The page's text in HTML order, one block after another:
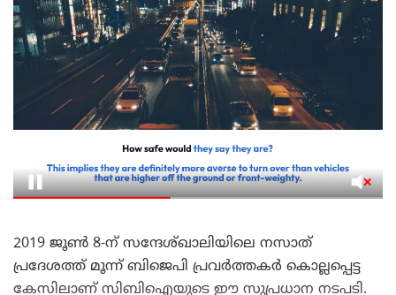
2019 ജൂൺ 8-ന് സന്ദേശ്ഖാലിയിലെ നസാത്
പ്രദേശത്ത് മൂന്ന് ബിജെപി പ്രവർത്തകർ കൊല്ലപ്പെട്ട
കേസിലാണ് സിബിഐയുടെ ഈ സുപ്രധാന നടപടി.